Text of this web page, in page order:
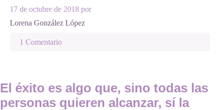
17 de octubre de 2018 por
Lorena González López
1 Comentario
El éxito es algo que, sino todas las
personas quieren alcanzar, sí la